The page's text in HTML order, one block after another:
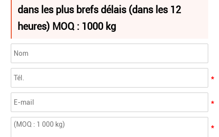
dans les plus brefs délais (dans les 12
heures) MOQ : 1000 kg